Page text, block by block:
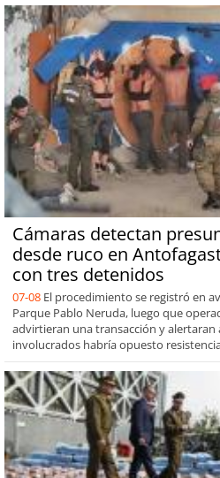
Cámaras detectan
desde ruco en
con tres detenidos
07-08 El procedimiento se registró en
Parque Pablo Neruda, luego que
advirtieran una transacción y alertaran
involucrados habría opuesto